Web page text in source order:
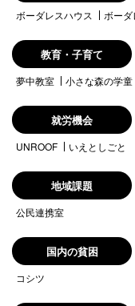
ボーダレスハウス ボーダ
教育・子育て
夢中教室 小さな森の学童
就労機会
UNROOF いえとしごと
地域課題
公民連携室
国内の貧困
コシツ